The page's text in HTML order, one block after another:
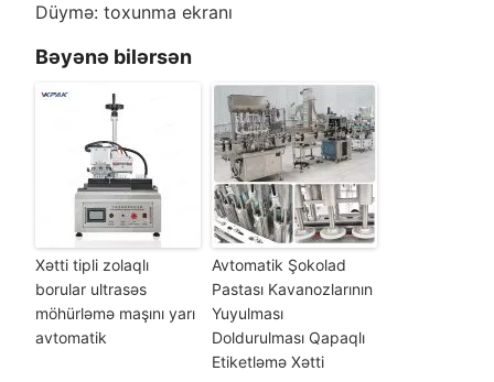
Düymə: toxunma ekranı
Bəyənə bilərsən
Xətti tipli zolaqlı
borular ultrasəs
möhürləmə maşını yarı
avtomatik
Avtomatik Şokolad
Pastası Kavanozlarının
Yuyulması
Doldurulması Qapaqlı
Etiketləmə Xətti